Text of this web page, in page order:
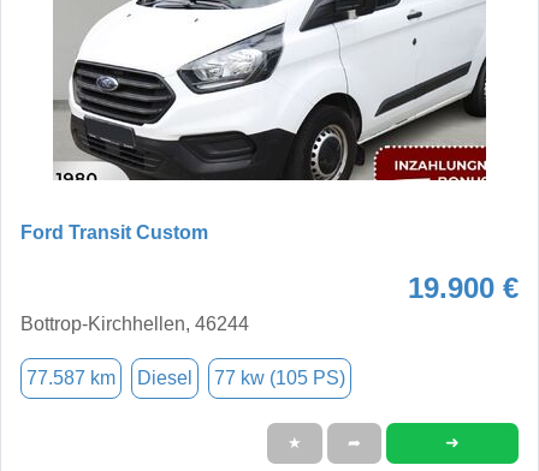
Ford Transit Custom
19.900 €
Bottrop-Kirchhellen, 46244
77.587 km Diesel 77 kw (105 PS)
★ ➦ ➜